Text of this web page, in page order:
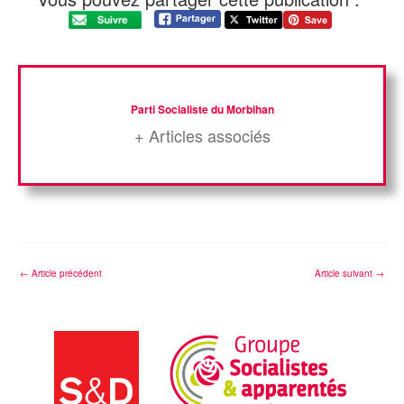
Parti Socialiste du Morbihan
+ Articles associés
← Article précédent Article suivant →